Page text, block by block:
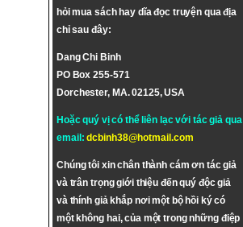
hỏi mua sách hay dĩa đọc truyện qua địa
chỉ sau đây:
Dang Chi Binh
PO Box 255-571
Dorchester, MA. 02125, USA
Hoặc quý vị có thể liên lạc với tác giả qua
email:dcbinh38@hotmail.com
Chúng tôi xin chân thành cám ơn tác giả
và trân trọng giới thiệu đến quý độc giả
và thính giả khắp nơi một bộ hồi ký có
một không hai, của một trong những điệp